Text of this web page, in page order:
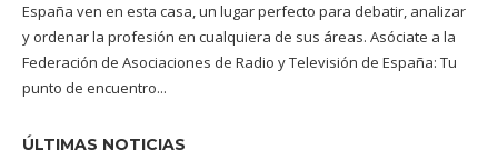
España ven en esta casa, un lugar perfecto para debatir, analizar
y ordenar la profesión en cualquiera de sus áreas. Asóciate a la
Federación de Asociaciones de Radio y Televisión de España: Tu
punto de encuentro...
ÚLTIMAS NOTICIAS